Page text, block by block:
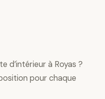
d’intérieur à Royas ?
pour chaque